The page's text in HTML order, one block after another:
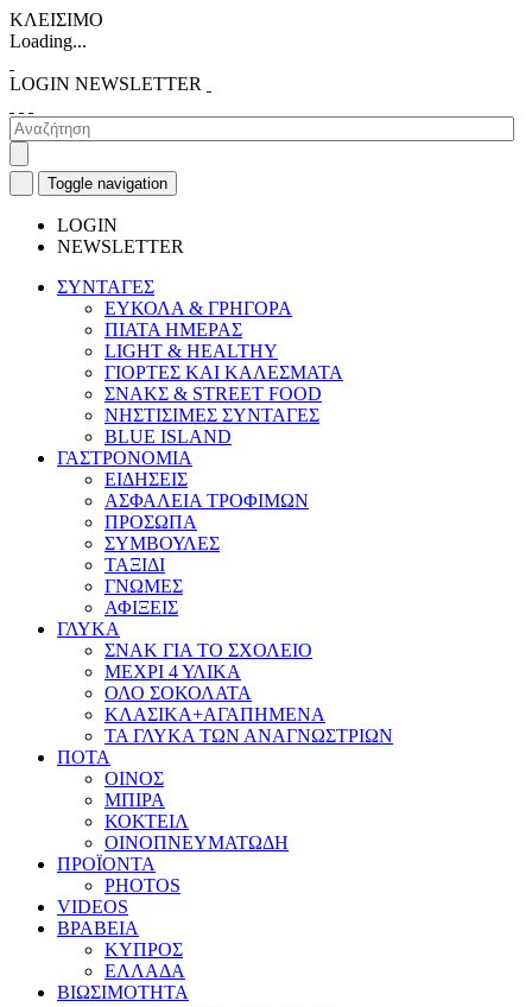
ΚΛΕΙΣΙΜΟ
Loading...
LOGIN NEWSLETTER
Toggle navigation
LOGIN
NEWSLETTER
ΣΥΝΤΑΓΕΣ
ΕΥΚΟΛΑ & ΓΡΗΓΟΡΑ
ΠΙΑΤΑ ΗΜΕΡΑΣ
LIGHT & HEALTHY
ΓΙΟΡΤΕΣ ΚΑΙ ΚΑΛΕΣΜΑΤΑ
ΣΝΑΚΣ & STREET FOOD
ΝΗΣΤΙΣΙΜΕΣ ΣΥΝΤΑΓΕΣ
BLUE ISLAND
ΓΑΣΤΡΟΝΟΜΙΑ
ΕΙΔΗΣΕΙΣ
ΑΣΦΑΛΕΙΑ ΤΡΟΦΙΜΩΝ
ΠΡΟΣΩΠΑ
ΣΥΜΒΟΥΛΕΣ
ΤΑΞΙΔΙ
ΓΝΩΜΕΣ
ΑΦΙΞΕΙΣ
ΓΛΥΚΑ
ΣΝΑΚ ΓΙΑ ΤΟ ΣΧΟΛΕΙΟ
ΜΕΧΡΙ 4 ΥΛΙΚΑ
ΟΛΟ ΣΟΚΟΛΑΤΑ
ΚΛΑΣΙΚΑ+ΑΓΑΠΗΜΕΝΑ
ΤΑ ΓΛΥΚΑ ΤΩΝ ΑΝΑΓΝΩΣΤΡΙΩΝ
ΠΟΤΑ
ΟΙΝΟΣ
ΜΠΙΡΑ
ΚΟΚΤΕΙΛ
ΟΙΝΟΠΝΕΥΜΑΤΩΔΗ
ΠΡΟΪΟΝΤΑ
PHOTOS
VIDEOS
ΒΡΑΒΕΙΑ
ΚΥΠΡΟΣ
ΕΛΛΑΔΑ
ΒΙΩΣΙΜΟΤΗΤΑ